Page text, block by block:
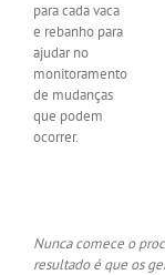
para cada vaca
e rebanho para
ajudar no
monitoramento
de mudanças
que podem
ocorrer.
Nunca comece o
resultado é que os